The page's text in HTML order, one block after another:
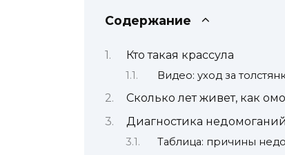
Содержание
Кто такая крассула
Видео: уход за
Сколько лет живет, как
Диагностика недомоганий
Таблица: причины